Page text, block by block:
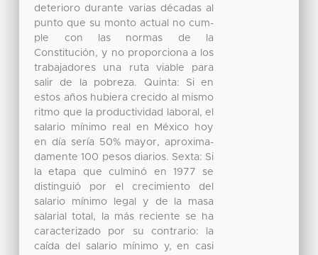
deterioro durante varias décadas al
punto que su monto actual no cum-
ple con las normas de la
Constitución, y no proporciona a los
trabajadores una ruta viable para
salir de la pobreza. Quinta: Si en
estos años hubiera crecido al mismo
ritmo que la productividad laboral, el
salario mínimo real en México hoy
en día sería 50% mayor, aproxima-
damente 100 pesos diarios. Sexta: Si
la etapa que culminó en 1977 se
distinguió por el crecimiento del
salario mínimo legal y de la masa
salarial total, la más reciente se ha
caracterizado por su contrario: la
caída del salario mínimo y, en casi